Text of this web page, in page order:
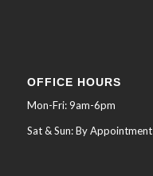
OFFICE HOURS
Mon-Fri: 9am-6pm
Sat & Sun: By Appointment